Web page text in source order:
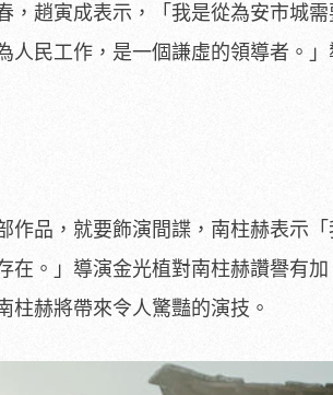
，趙寅成表示，「我是從為安市城
人民工作，是一個謙虛的領導者。
作品，就要飾演間諜，南柱赫表示
在。」導演金光植對南柱赫讚譽有
柱赫將帶來令人驚豔的演技。